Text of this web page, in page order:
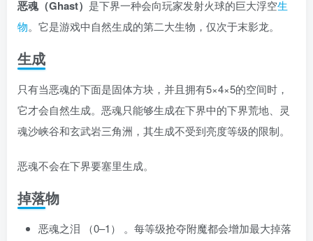
恶魂（Ghast） 是下界一种会向玩家发射火球的巨大浮空生
物。它是游戏中自然生成的第二大生物，仅次于末影龙。
生成
只有当恶魂的下面是固体方块，并且拥有5×4×5的空间时，
它才会自然生成。恶魂只能够生成在下界中的下界荒地、灵
魂沙峡谷和玄武岩三角洲，其生成不受到亮度等级的限制。
恶魂不会在下界要塞里生成。
掉落物
恶魂之泪 （0–1） 。每等级抢夺附魔都会增加最大掉落